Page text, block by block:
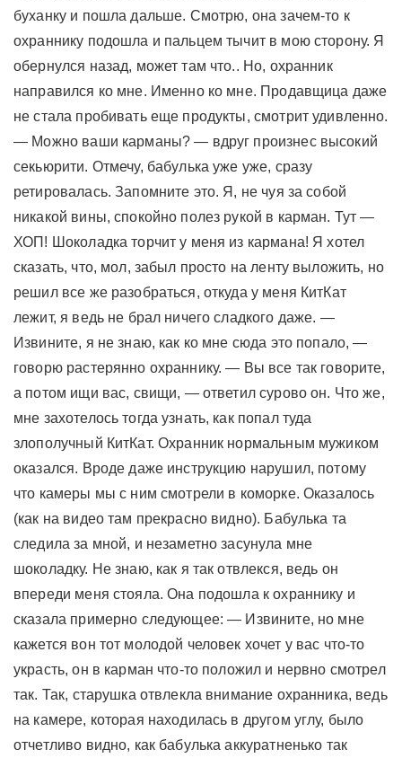
буханку и пошла дальше. Смотрю, она зачем-то к
охраннику подошла и пальцем тычит в мою сторону. Я
обернулся назад, может там что.. Но, охранник
направился ко мне. Именно ко мне. Продавщица даже
не стала пробивать еще продукты, смотрит удивленно.
— Можно ваши карманы? — вдруг произнес высокий
секьюрити. Отмечу, бабулька уже уже, сразу
ретировалась. Запомните это. Я, не чуя за собой
никакой вины, спокойно полез рукой в карман. Тут —
ХОП! Шоколадка торчит у меня из кармана! Я хотел
сказать, что, мол, забыл просто на ленту выложить, но
решил все же разобраться, откуда у меня КитКат
лежит, я ведь не брал ничего сладкого даже. —
Извините, я не знаю, как ко мне сюда это попало, —
говорю растерянно охраннику. — Вы все так говорите,
а потом ищи вас, свищи, — ответил сурово он. Что же,
мне захотелось тогда узнать, как попал туда
злополучный КитКат. Охранник нормальным мужиком
оказался. Вроде даже инструкцию нарушил, потому
что камеры мы с ним смотрели в коморке. Оказалось
(как на видео там прекрасно видно). Бабулька та
следила за мной, и незаметно засунула мне
шоколадку. Не знаю, как я так отвлекся, ведь он
впереди меня стояла. Она подошла к охраннику и
сказала примерно следующее: — Извините, но мне
кажется вон тот молодой человек хочет у вас что-то
украсть, он в карман что-то положил и нервно смотрел
так. Так, старушка отвлекла внимание охранника, ведь
на камере, которая находилась в другом углу, было
отчетливо видно, как бабулька аккуратненько так